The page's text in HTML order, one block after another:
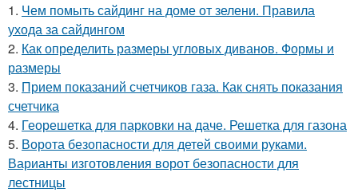
1. Чем помыть сайдинг на доме от зелени. Правила
ухода за сайдингом
2. Как определить размеры угловых диванов. Формы и
размеры
3. Прием показаний счетчиков газа. Как снять показания
счетчика
4. Георешетка для парковки на даче. Решетка для газона
5. Ворота безопасности для детей своими руками.
Варианты изготовления ворот безопасности для
лестницы